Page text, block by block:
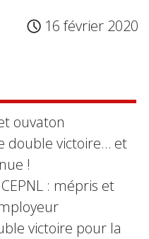
16 février 2020
ouvaton
double victoire… et
!
: mépris et
victoire pour la